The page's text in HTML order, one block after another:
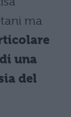
ma
una
del